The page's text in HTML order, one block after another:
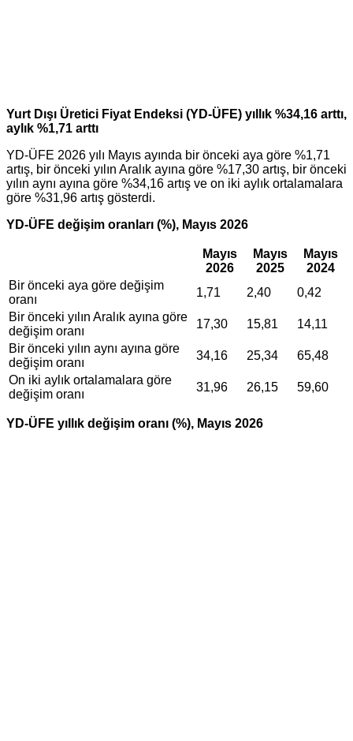
Yurt Dışı Üretici Fiyat Endeksi (YD-ÜFE) yıllık %34,16 arttı,
aylık %1,71 arttı
YD-ÜFE 2026 yılı Mayıs ayında bir önceki aya göre %1,71
artış, bir önceki yılın Aralık ayına göre %17,30 artış, bir önceki
yılın aynı ayına göre %34,16 artış ve on iki aylık ortalamalara
göre %31,96 artış gösterdi.
YD-ÜFE değişim oranları (%), Mayıs 2026
Mayıs
2026
Mayıs
2025
Mayıs
2024
Bir önceki aya göre değişim
oranı
1,71 2,40
0,42
Bir önceki yılın Aralık ayına göre
değişim oranı
17,30 15,81
14,11
Bir önceki yılın aynı ayına göre
değişim oranı
34,16 25,34
65,48
On iki aylık ortalamalara göre
değişim oranı
31,96 26,15 59,60
YD-ÜFE yıllık değişim oranı (%), Mayıs 2026